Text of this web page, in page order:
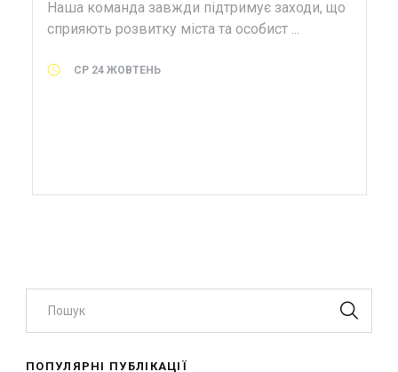
Наша команда завжди підтримує заходи, що
сприяють розвитку міста та особист ...
СР 24 ЖОВТЕНЬ
Пошук
ПОПУЛЯРНІ ПУБЛІКАЦІЇ